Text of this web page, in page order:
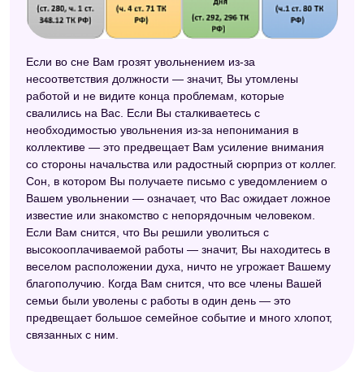
Если во сне Вам грозят увольнением из-за
несоответствия должности — значит, Вы утомлены
работой и не видите конца проблемам, которые
свалились на Вас. Если Вы сталкиваетесь с
необходимостью увольнения из-за непонимания в
коллективе — это предвещает Вам усиление внимания
со стороны начальства или радостный сюрприз от коллег.
Сон, в котором Вы получаете письмо с уведомлением о
Вашем увольнении — означает, что Вас ожидает ложное
известие или знакомство с непорядочным человеком.
Если Вам снится, что Вы решили уволиться с
высокооплачиваемой работы — значит, Вы находитесь в
веселом расположении духа, ничто не угрожает Вашему
благополучию. Когда Вам снится, что все члены Вашей
семьи были уволены с работы в один день — это
предвещает большое семейное событие и много хлопот,
связанных с ним.